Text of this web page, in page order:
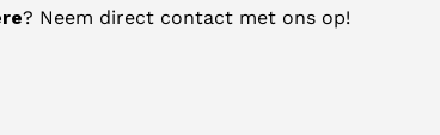
? Neem direct contact met ons op!